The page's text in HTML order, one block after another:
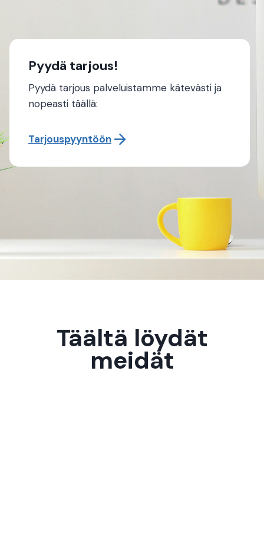
Pyydä tarjous!
Pyydä tarjous palveluistamme kätevästi ja
nopeasti täällä:
Tarjouspyyntöön
Täältä löydät
meidät